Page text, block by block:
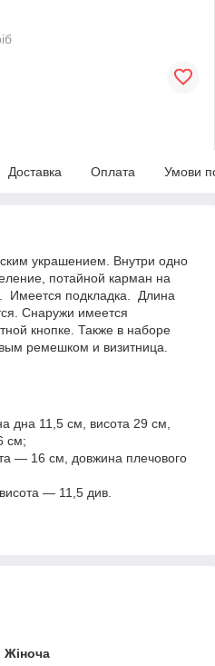
Доставка Оплата Умови
украшением. Внутри одно
потайной карман на
Имеется подкладка. Длина
Снаружи имеется
кнопке. Также в наборе
ремешком и визитница.
дна 11,5 см, висота 29 см,
см;
— 16 см, довжина плечового
— 11,5 див.
Жіноча